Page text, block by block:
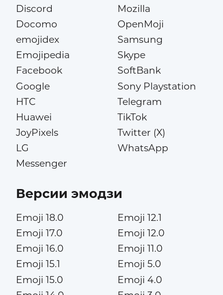
Discord
Docomo
emojidex
Emojipedia
Facebook
Google
HTC
Huawei
JoyPixels
LG
Messenger
Mozilla
OpenMoji
Samsung
Skype
SoftBank
Sony Playstation
Telegram
TikTok
Twitter (X)
WhatsApp
Версии эмодзи
Emoji 18.0
Emoji 17.0
Emoji 16.0
Emoji 15.1
Emoji 15.0
Emoji 12.1
Emoji 12.0
Emoji 11.0
Emoji 5.0
Emoji 4.0